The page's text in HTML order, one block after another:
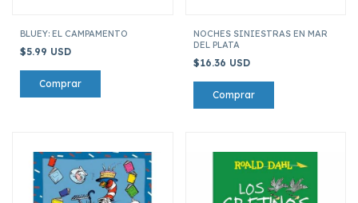
BLUEY: EL CAMPAMENTO
$5.99 USD
NOCHES SINIESTRAS EN MAR
DEL PLATA
$16.36 USD